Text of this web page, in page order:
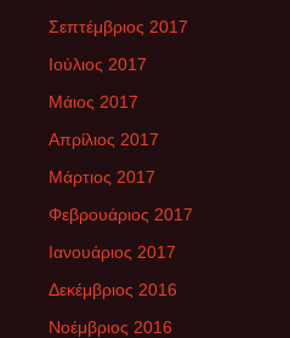
Σεπτέμβριος 2017
Ιούλιος 2017
Μάιος 2017
Απρίλιος 2017
Μάρτιος 2017
Φεβρουάριος 2017
Ιανουάριος 2017
Δεκέμβριος 2016
Νοέμβριος 2016